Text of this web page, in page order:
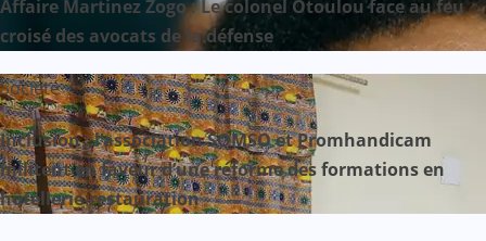
Affaire Martinez Zogo : Le colonel Otoulou face au feu
croisé des avocats de la défense
Société
Inclusion : l’association SOMSO et Promhandicam
militent en faveur d’une réforme des formations en
hôtellerie-restauration